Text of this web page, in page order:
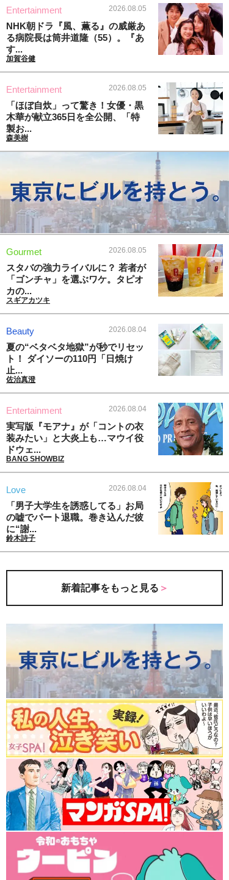
Entertainment 2026.08.05
NHK朝ドラ『風、薫る』の威厳あ
る病院長は筒井道隆（55）。『あ
す...
加賀谷健
Entertainment 2026.08.05
「ほぼ自炊」って驚き！女優・黒
木華が献立365日を全公開、「特
製お...
森美樹
Gourmet 2026.08.05
スタバの強力ライバルに？ 若者が
「ゴンチャ」を選ぶワケ。タピオ
カの...
スギアカツキ
Beauty 2026.08.04
夏の“ベタベタ地獄”が秒でリセッ
ト！ ダイソーの110円「日焼け
止...
佐治真澄
Entertainment 2026.08.04
実写版『モアナ』が「コントの衣
装みたい」と大炎上も…マウイ役
ドウェ...
BANG SHOWBIZ
Love 2026.08.04
「男子大学生を誘惑してる」お局
の嘘でパート退職。巻き込んだ彼
に“謝...
鈴木詩子
新着記事をもっと見る